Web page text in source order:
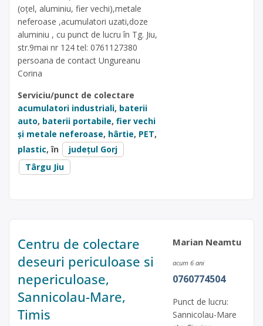
(oțel, aluminiu, fier vechi),metale
neferoase ,acumulatori uzati,doze
aluminiu , cu punct de lucru în Tg. Jiu,
str.9mai nr 124 tel: 0761127380
persoana de contact Ungureanu
Corina
Serviciu/punct de colectare
acumulatori industriali, baterii
auto, baterii portabile, fier vechi
și metale neferoase, hârtie, PET,
plastic, în
județul Gorj
Târgu Jiu
Centru de colectare
deseuri periculoase si
nepericuloase,
Sannicolau-Mare,
Timis
Marian Neamtu
acum 6 ani
0760774504
Punct de lucru:
Sannicolau-Mare